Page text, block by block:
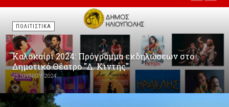
ΠΟΛΙΤΙΣΤΙΚΑ
Καλοκαίρι 2024: Πρόγραμμα εκδηλώσεων στο
Δημοτικό Θέατρο "Δ. Κιντής"
25 ΙΟΥΝΊΟΥ 2024